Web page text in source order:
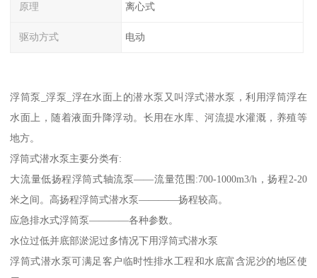
原理 离心式
驱动方式 电动
浮筒泵_浮泵_浮在水面上的潜水泵又叫浮式潜水泵，利用浮筒浮在
水面上，随着液面升降浮动。长用在水库、河流提水灌溉，养殖等
地方。
浮筒式潜水泵主要分类有:
大流量低扬程浮筒式轴流泵——流量范围:700-1000m3/h，扬程2-20
米之间。高扬程浮筒式潜水泵————扬程较高。
应急排水式浮筒泵————各种参数。
水位过低并底部淤泥过多情况下用浮筒式潜水泵
浮筒式潜水泵可满足客户临时性排水工程和水底富含泥沙的地区使